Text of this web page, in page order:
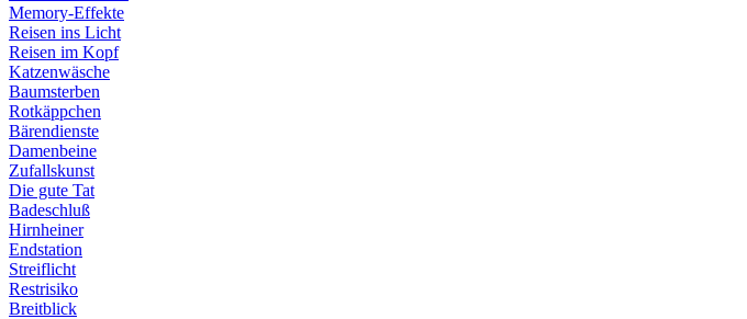
Memory-Effekte
Reisen ins Licht
Reisen im Kopf
Katzenwäsche
Baumsterben
Rotkäppchen
Bärendienste
Damenbeine
Zufallskunst
Die gute Tat
Badeschluß
Hirnheiner
Endstation
Streiflicht
Restrisiko
Breitblick